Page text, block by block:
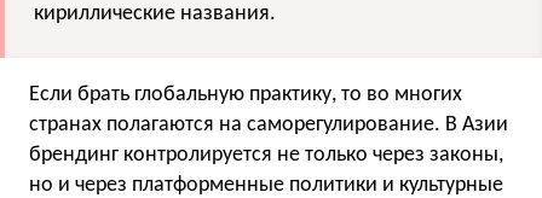
кириллические названия.
Если брать глобальную практику, то во многих
странах полагаются на саморегулирование. В Азии
брендинг контролируется не только через законы,
но и через платформенные политики и культурные